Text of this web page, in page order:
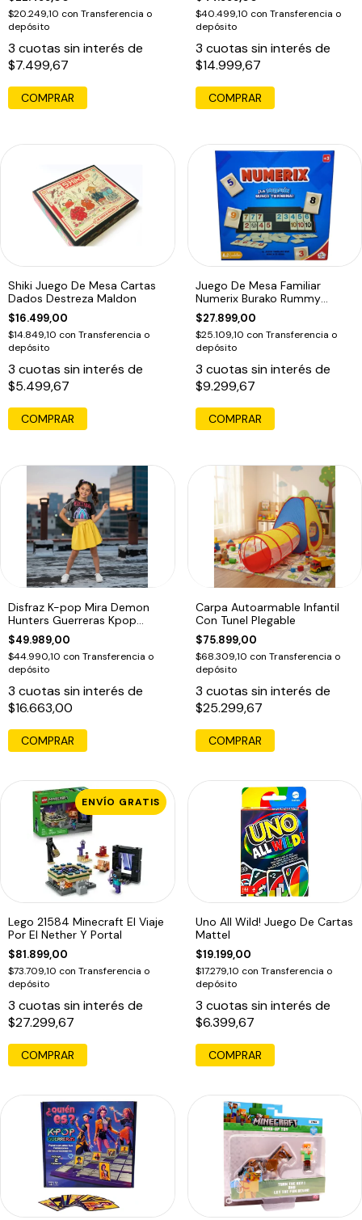
$20.249,10 con Transferencia o
depósito
3 cuotas sin interés de
$7.499,67
$40.499,10 con Transferencia o
depósito
3 cuotas sin interés de
$14.999,67
Shiki Juego De Mesa Cartas
Dados Destreza Maldon
$16.499,00
$14.849,10 con Transferencia o
depósito
3 cuotas sin interés de
$5.499,67
Juego De Mesa Familiar
Numerix Burako Rummy
Clasico
$27.899,00
$25.109,10 con Transferencia o
depósito
3 cuotas sin interés de
$9.299,67
Disfraz K-pop Mira Demon
Hunters Guerreras Kpop
Infantil Mira
$49.989,00
$44.990,10 con Transferencia o
depósito
3 cuotas sin interés de
$16.663,00
COMPRAR
Carpa Autoarmable Infantil
Con Tunel Plegable
$75.899,00
$68.309,10 con Transferencia o
depósito
3 cuotas sin interés de
$25.299,67
COMPRAR
ENVÍO GRATIS
Lego 21584 Minecraft El Viaje
Por El Nether Y Portal
$81.899,00
$73.709,10 con Transferencia o
depósito
3 cuotas sin interés de
$27.299,67
COMPRAR
Uno All Wild! Juego De Cartas
Mattel
$19.199,00
$17.279,10 con Transferencia o
depósito
3 cuotas sin interés de
$6.399,67
COMPRAR